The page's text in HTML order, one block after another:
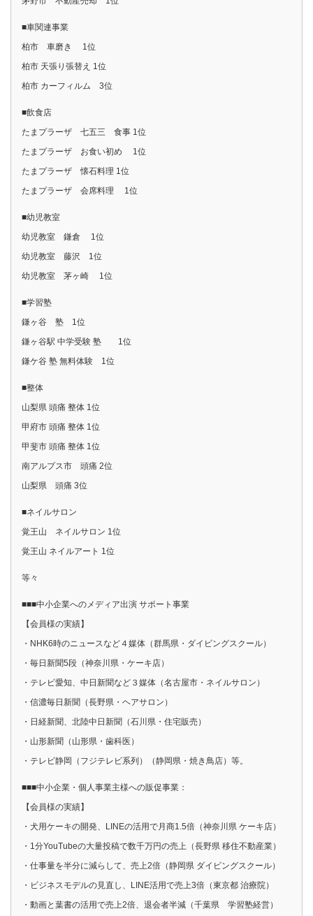
■車関連事業
柏市 車磨き 1位
柏市 天張り張替え 1位
柏市 カーフィルム 3位
■飲食店
たまプラーザ 七五三 食事 1位
たまプラーザ お食い初め 1位
たまプラーザ 懐石料理 1位
たまプラーザ 会席料理 1位
■幼児教室
幼児教室 鎌倉 1位
幼児教室 藤沢 1位
幼児教室 茅ヶ崎 1位
■学習塾
鎌ヶ谷 塾 1位
鎌ヶ谷駅 中学受験 塾 1位
鎌ケ谷 塾 無料体験 1位
■整体
山梨県 頭痛 整体 1位
甲府市 頭痛 整体 1位
甲斐市 頭痛 整体 1位
南アルプス市 頭痛 2位
山梨県 頭痛 3位
■ネイルサロン
覚王山 ネイルサロン 1位
覚王山 ネイルアート 1位
等々
■■■中小企業へのメディア出演 サポート事業
【会員様の実績】
・NHK6時のニュースなど４媒体（群馬県・ダイビングスクール）
・毎日新聞5段（神奈川県・ケーキ店）
・テレビ愛知、中日新聞など３媒体（名古屋市・ネイルサロン）
・信濃毎日新聞（長野県・ヘアサロン）
・日経新聞、北陸中日新聞（石川県・住宅販売）
・山形新聞（山形県・歯科医）
・テレビ静岡（フジテレビ系列）（静岡県・焼き鳥店）等。
■■■中小企業・個人事業主様への販促事業：
【会員様の実績】
・犬用ケーキの開発、LINEの活用で月商1.5倍（神奈川県 ケーキ店）
・1分YouTubeの大量投稿で数千万円の売上（長野県 移住不動産業）
・仕事量を半分に減らして、売上2倍（静岡県 ダイビングスクール）
・ビジネスモデルの見直し、LINE活用で売上3倍（東京都 治療院）
・動画と葉書の活用で売上2倍、退会者半減（千葉県 学習塾経営）